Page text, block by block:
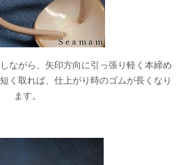
ながら、矢印方向に引っ張り軽く本締め
く取れば、仕上がり時のゴムが長くなり
ます。